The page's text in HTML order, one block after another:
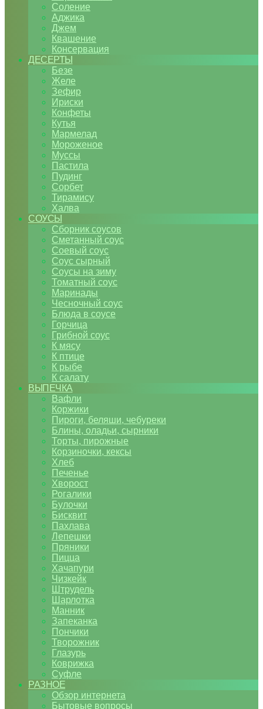
Соление
Аджика
Джем
Квашение
Консервация
ДЕСЕРТЫ
Безе
Желе
Зефир
Ириски
Конфеты
Кутья
Мармелад
Мороженое
Муссы
Пастила
Пудинг
Сорбет
Тирамису
Халва
СОУСЫ
Сборник соусов
Сметанный соус
Соевый соус
Соус сырный
Соусы на зиму
Томатный соус
Маринады
Чесночный соус
Блюда в соусе
Горчица
Грибной соус
К мясу
К птице
К рыбе
К салату
ВЫПЕЧКА
Вафли
Коржики
Пироги, беляши, чебуреки
Блины, оладьи, сырники
Торты, пирожные
Корзиночки, кексы
Хлеб
Печенье
Хворост
Рогалики
Булочки
Бисквит
Пахлава
Лепешки
Пряники
Пицца
Хачапури
Чизкейк
Штрудель
Шарлотка
Манник
Запеканка
Пончики
Творожник
Глазурь
Коврижка
Суфле
РАЗНОЕ
Обзор интернета
Бытовые вопросы